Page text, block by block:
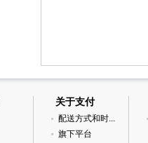
关于支付
配送方式和时...
旗下平台